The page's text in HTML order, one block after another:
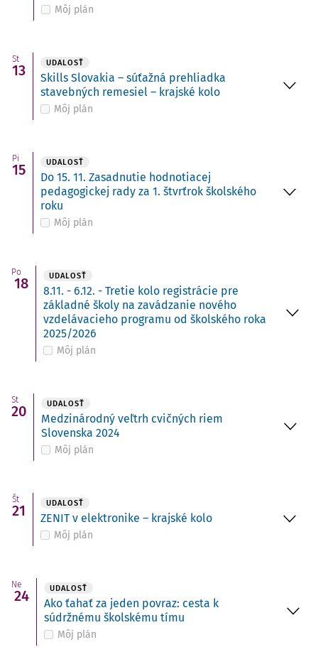
Môj plán
St
13 UDALOSŤ
Skills Slovakia – súťažná prehliadka
stavebných remesiel – krajské kolo
Môj plán
Pi
15 UDALOSŤ
Do 15. 11. Zasadnutie hodnotiacej
pedagogickej rady za 1. štvrťrok školského
roku
Môj plán
Po
18 UDALOSŤ
8.11. - 6.12. - Tretie kolo registrácie pre
základné školy na zavádzanie nového
vzdelávacieho programu od školského roka
2025/2026
Môj plán
St
20 UDALOSŤ
Medzinárodný veľtrh cvičných riem
Slovenska 2024
Môj plán
Št
21 UDALOSŤ
ZENIT v elektronike – krajské kolo
Môj plán
Ne
24 UDALOSŤ
Ako ťahať za jeden povraz: cesta k
súdržnému školskému tímu
Môj plán